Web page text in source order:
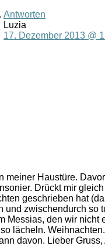
Antworten
Luzia
17. Dezember 2013 @
meiner Haustüre.
Drückt mir
geschrieben hat
und zwischendurch
den wir
lächeln.
davon. Lieber Gruss,